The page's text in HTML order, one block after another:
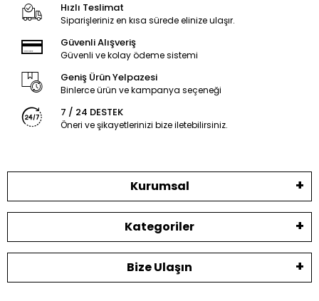
Hızlı Teslimat
Siparişleriniz en kısa sürede elinize ulaşır.
Güvenli Alışveriş
Güvenli ve kolay ödeme sistemi
Geniş Ürün Yelpazesi
Binlerce ürün ve kampanya seçeneği
7 / 24 DESTEK
Öneri ve şikayetlerinizi bize iletebilirsiniz.
Kurumsal
Kategoriler
Bize Ulaşın